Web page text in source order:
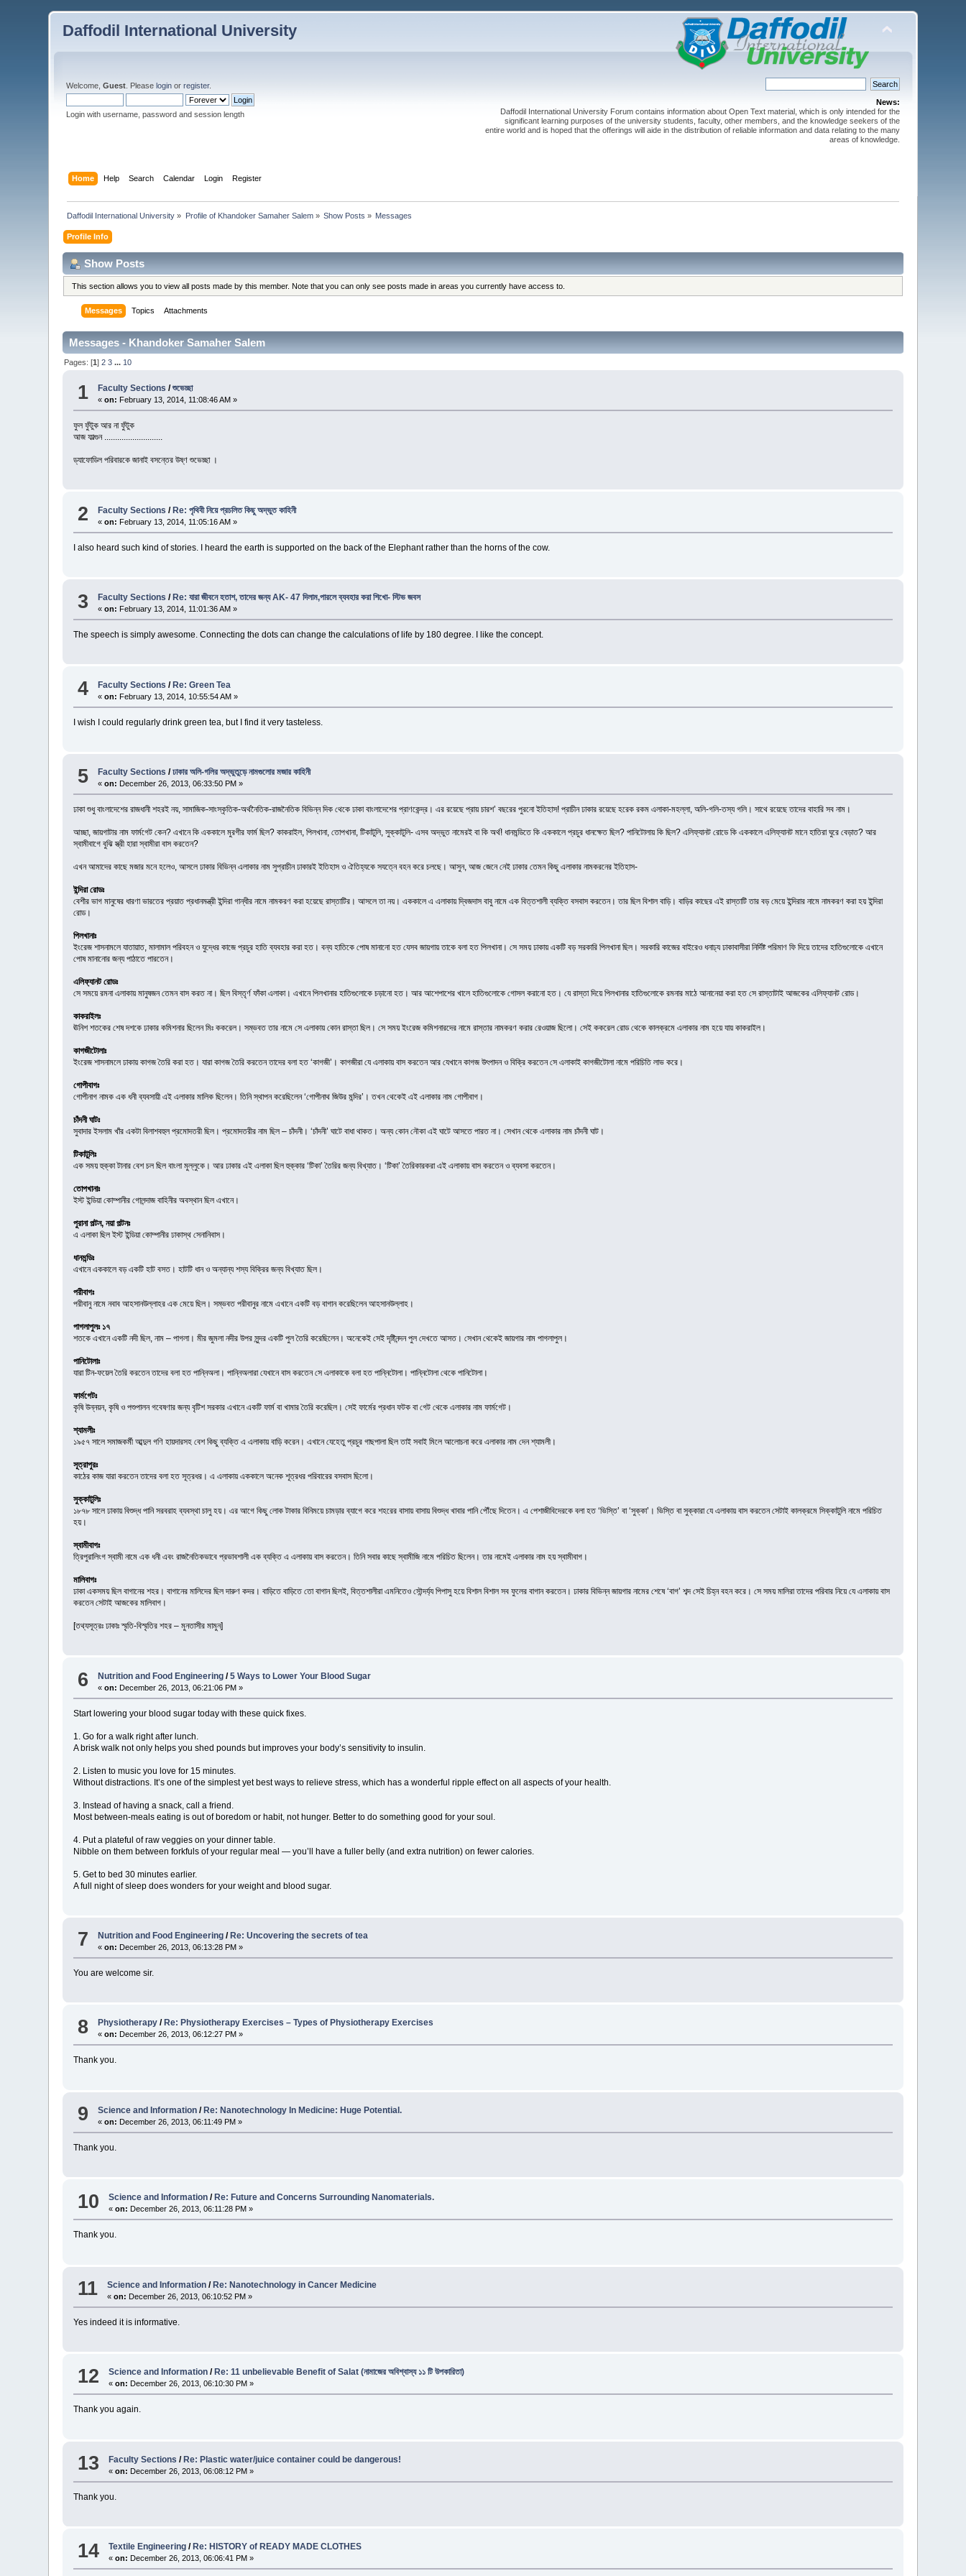
Daffodil International University
Welcome,Guest . Pleaselogin orregister.
Login with username, password and session length
News:
Daffodil International University Forum contains information about Open Text material, which is only intended for the
significant learning purposes of the university students, faculty, other members, and the knowledge seekers of the
entire world and is hoped that the offerings will aide in the distribution of reliable information and data relating to the many
areas of knowledge.
Home Help Search Calendar Login Register
Daffodil International University » Profile of Khandoker Samaher Salem» Show Posts » Messages
Profile Info
Show Posts
This section allows you to view all posts made by this member. Note that you can only see posts made in areas you currently have access to.
Messages Topics Attachments
Messages - Khandoker Samaher Salem
Pages: [1]2 3 ... 10
1 Faculty Sections /শুভেচ্ছা
«on: February 13, 2014, 11:08:46 AM »
ফুল ফুঁটুক আর না ফুঁটুক
আজ ফাল্গুন ...........................
ড্যাফোডিল পরিবারকে জানাই বসন্তের উষ্ণ শুভেচ্ছা ।
2 Faculty Sections /Re: পৃথিবী নিয়ে প্রচলিত কিছু অদ্ভুত কাহিনী
«on: February 13, 2014, 11:05:16 AM »
I also heard such kind of stories. I heard the earth is supported on the back of the Elephant rather than the horns of the cow.
3 Faculty Sections / Re: যারা জীবনে হতাশ, তাদের জন্য AK- 47 দিলাম,পারলে ব্যবহার করা শিখো- স্টিভ জবস
«on: February 13, 2014, 11:01:36 AM »
The speech is simply awesome. Connecting the dots can change the calculations of life by 180 degree. I like the concept.
4 Faculty Sections /Re: Green Tea
«on: February 13, 2014, 10:55:54 AM »
I wish I could regularly drink green tea, but I find it very tasteless.
5 Faculty Sections /ঢাকার অলি-গলির অদ্ভুতুড়ে নামগুলোর মজার কাহিনী
«on: December 26, 2013, 06:33:50 PM »
ঢাকা শুধু বাংলাদেশের রাজধানী শহরই নয়, সামাজিক-সাংস্কৃতিক-অর্থনৈতিক-রাজনৈতিক বিভিন্ন দিক থেকে ঢাকা বাংলাদেশের প্রাণকেন্দ্র। এর রয়েছে প্রায় চারশ’ বছরের পুরনো ইতিহাস! প্রাচীন ঢাকার রয়েছে হরেক রকম এলাকা-মহল্লা, অলি-গলি-তস্য গলি। সাথে রয়েছে তাদের বাহারি সব নাম।
আচ্ছা, জায়গাটার নাম ফার্মগেট কেন? এখানে কি এককালে মুরগীর ফার্ম ছিল? কাকরাইল, পিলখানা, তোপখানা, টিকাটুলি, সুক্কাটুলি- এসব অদ্ভুত নামেরই বা কি অর্থ! ধানমন্ডিতে কি এককালে প্রচুর ধানক্ষেত ছিল? পানিটোলায় কি ছিল? এলিফ্যানট রোডে কি এককালে এলিফ্যানট মানে হাতিরা ঘুরে বেড়াত? আর
স্বামীবাগে বুঝি স্ত্রী হারা স্বামীরা বাস করতেন?
এখন আমাদের কাছে মজার মনে হলেও, আসলে ঢাকার বিভিন্ন এলাকার নাম সুপ্রাচীন ঢাকারই ইতিহাস ও ঐতিহ্যকে সযত্নে বহন করে চলছে। আসুন, আজ জেনে নেই ঢাকার তেমন কিছু এলাকার নামকরনের ইতিহাস-
ইন্দিরা রোডঃ
বেশীর ভাগ মানুষের ধারণা ভারতের প্রয়াত প্রধানমন্ত্রী ইন্দিরা গান্ধীর নামে নামকরণ করা হয়েছে রাস্তাটির। আসলে তা নয়। এককালে এ এলাকায় দ্বিজদাস বাবু নামে এক বিত্তশালী ব্যক্তি বসবাস করতেন। তার ছিল বিশাল বাড়ি। বাড়ির কাছের এই রাস্তাটি তার বড় মেয়ে ইন্দিরার নামে নামকরণ করা হয় ইন্দিরা
রোড।
পিলখানাঃ
ইংরেজ শাসনামলে যাতায়াত, মালামাল পরিবহন ও যুদ্ধের কাজে প্রচুর হাতি ব্যবহার করা হত। বন্য হাতিকে পোষ মানানো হত যেসব জায়গায় তাকে বলা হত পিলখানা। সে সময় ঢাকায় একটি বড় সরকারি পিলখানা ছিল। সরকারি কাজের বাইরেও ধনাঢ্য ঢাকাবাসীরা নির্দিষ্ট পরিমাণ ফি দিয়ে তাদের হাতিগুলোকে এখানে
পোষ মানানোর জন্য পাঠাতে পারতেন।
এলিফ্যানট রোডঃ
সে সময়ে রমনা এলাকায় মানুষজন তেমন বাস করত না। ছিল বিস্তৃর্ণ ফাঁকা এলাকা। এখানে পিলখানার হাতিগুলোকে চড়ানো হত। আর আশেপাশের খালে হাতিগুলোকে গোসল করানো হত। যে রাস্তা দিয়ে পিলখানার হাতিগুলোকে রমনার মাঠে আনানেয়া করা হত সে রাস্তাটাই আজকের এলিফ্যানট রোড।
কাকরাইলঃ
ঊনিশ শতকের শেষ দশকে ঢাকার কমিশনার ছিলেন মিঃ ককরেল। সম্ভবত তার নামে সে এলাকায় কোন রাস্তা ছিল। সে সময় ইংরেজ কমিশনারদের নামে রাস্তার নামকরণ করার রেওয়াজ ছিলো। সেই ককরেল রোড থেকে কালক্রমে এলাকার নাম হয়ে যায় কাকরাইল।
কাগজীটোলাঃ
ইংরেজ শাসনামলে ঢাকায় কাগজ তৈরি করা হত। যারা কাগজ তৈরি করতেন তাদের বলা হত ‘কাগজী’। কাগজীরা যে এলাকায় বাস করতেন আর যেখানে কাগজ উৎপাদন ও বিক্রি করতেন সে এলাকাই কাগজীটোলা নামে পরিচিতি লাভ করে।
গোপীবাগঃ
গোপীনাগ নামক এক ধনী ব্যবসায়ী এই এলাকার মালিক ছিলেন। তিনি স্থাপন করেছিলেন ‘গোপীনাথ জিউর মন্দির’। তখন থেকেই এই এলাকার নাম গোপীবাগ।
চাঁদনী ঘাটঃ
সুবাদার ইসলাম খাঁর একটা বিলাশবহুল প্রমোদতরী ছিল। প্রমোদতরীর নাম ছিল – চাঁদনী। ‘চাঁদনী’ ঘাটে বাধা থাকত। অন্য কোন নৌকা এই ঘাটে আসতে পারত না। সেখান থেকে এলাকার নাম চাঁদনী ঘাট।
টিকাটুলিঃ
এক সময় হুক্কা টানার বেশ চল ছিল বাংলা মুল্লুকে। আর ঢাকার এই এলাকা ছিল হুক্কার ‘টিকা’ তৈরির জন্য বিখ্যাত। ‘টিকা’ তৈরিকারকরা এই এলাকায় বাস করতেন ও ব্যবসা করতেন।
তোপখানাঃ
ইস্ট ইন্ডিয়া কোম্পানীর গোলন্দাজ বাহিনীর অবস্থান ছিল এখানে।
পুরানা পল্টন, নয়া পল্টনঃ
এ এলাকা ছিল ইস্ট ইন্ডিয়া কোম্পানীর ঢাকাস্থ সেনানিবাস।
ধানমন্ডিঃ
এখানে এককালে বড় একটি হাট বসত। হাটটি ধান ও অন্যান্য শস্য বিক্রির জন্য বিখ্যাত ছিল।
পরীবাগঃ
পরীবানু নামে নবাব আহসানউল্লাহর এক মেয়ে ছিল। সম্ভবত পরীবানুর নামে এখানে একটি বড় বাগান করেছিলেন আহসানউল্লাহ।
পাগলাপুলঃ ১৭
শতকে এখানে একটি নদী ছিল, নাম – পাগলা। মীর জুমলা নদীর উপর সুন্দর একটি পুল তৈরি করেছিলেন। অনেকেই সেই দৃষ্টিনন্দন পুল দেখতে আসত। সেখান থেকেই জায়গার নাম পাগলাপুল।
পানিটোলাঃ
যারা টিন-ফয়েল তৈরি করতেন তাদের বলা হত পান্নিঅলা। পান্নিঅলারা যেখানে বাস করতেন সে এলাকাকে বলা হত পান্নিটোলা। পান্নিটোলা থেকে পানিটোলা।
ফার্মগেটঃ
কৃষি উন্নয়ন, কৃষি ও পশুপালন গবেষণার জন্য বৃটিশ সরকার এখানে একটি ফার্ম বা খামার তৈরি করেছিল। সেই ফার্মের প্রধান ফটক বা গেট থেকে এলাকার নাম ফার্মগেট।
শ্যামলীঃ
১৯৫৭ সালে সমাজকর্মী আব্দুল গণি হায়দারসহ বেশ কিছু ব্যক্তি এ এলাকায় বাড়ি করেন। এখানে যেহেতু প্রচুর গাছপালা ছিল তাই সবাই মিলে আলোচনা করে এলাকার নাম দেন শ্যামলী।
সূত্রাপুরঃ
কাঠের কাজ যারা করতেন তাদের বলা হত সূত্রধর। এ এলাকায় এককালে অনেক শূত্রধর পরিবারের বসবাস ছিলো।
সুক্কাটুলিঃ
১৮৭৮ সালে ঢাকায় বিশুদ্ধ পানি সরবরাহ ব্যবস্থা চালু হয়। এর আগে কিছু লোক টাকার বিনিময়ে চামড়ার ব্যাগে করে শহরের বাসায় বাসায় বিশুদ্ধ খাবার পানি পৌঁছে দিতেন। এ পেশাজীবিদেরকে বলা হত ‘ভিস্তি’ বা ‘সুক্কা’। ভিস্তি বা সুক্কারা যে এলাকায় বাস করতেন সেটাই কালক্রমে সিক্কাটুলি নামে পরিচিত
হয়।
স্বামীবাগঃ
ত্রিপুরালিংগ স্বামী নামে এক ধনী এবং রাজনৈতিকভাবে প্রভাবশালী এক ব্যক্তি এ এলাকায় বাস করতেন। তিনি সবার কাছে স্বামীজি নামে পরিচিত ছিলেন। তার নামেই এলাকার নাম হয় স্বামীবাগ।
মালিবাগঃ
ঢাকা একসময় ছিল বাগানের শহর। বাগানের মালিদের ছিল দারুণ কদর। বাড়িতে বাড়িতে তো বাগান ছিলই, বিত্তশালীরা এমনিতেও সৌন্দর্য্য পিপাসু হয়ে বিশাল বিশাল সব ফুলের বাগান করতেন। ঢাকার বিভিন্ন জায়গার নামের শেষে ‘বাগ’ শব্দ সেই চিহ্ন বহন করে। সে সময় মালিরা তাদের পরিবার নিয়ে যে এলাকায় বাস
করতেন সেটাই আজকের মালিবাগ।
[তথ্যসূত্রঃ ঢাকাঃ স্মৃতি-বিস্মৃতির শহর – মুনতাসীর মামুন]
6 Nutrition and Food Engineering /5 Ways to Lower Your Blood Sugar
«on: December 26, 2013, 06:21:06 PM »
Start lowering your blood sugar today with these quick fixes.
1. Go for a walk right after lunch.
A brisk walk not only helps you shed pounds but improves your body’s sensitivity to insulin.
2. Listen to music you love for 15 minutes.
Without distractions. It’s one of the simplest yet best ways to relieve stress, which has a wonderful ripple effect on all aspects of your health.
3. Instead of having a snack, call a friend.
Most between-meals eating is out of boredom or habit, not hunger. Better to do something good for your soul.
4. Put a plateful of raw veggies on your dinner table.
Nibble on them between forkfuls of your regular meal — you’ll have a fuller belly (and extra nutrition) on fewer calories.
5. Get to bed 30 minutes earlier.
A full night of sleep does wonders for your weight and blood sugar.
7 Nutrition and Food Engineering / Re: Uncovering the secrets of tea
«on: December 26, 2013, 06:13:28 PM »
You are welcome sir.
8 Physiotherapy / Re: Physiotherapy Exercises – Types of Physiotherapy Exercises
«on: December 26, 2013, 06:12:27 PM »
Thank you.
9 Science and Information / Re: Nanotechnology In Medicine: Huge Potential.
«on: December 26, 2013, 06:11:49 PM »
Thank you.
10 Science and Information / Re: Future and Concerns Surrounding Nanomaterials.
«on: December 26, 2013, 06:11:28 PM »
Thank you.
11 Science and Information /Re: Nanotechnology in Cancer Medicine
«on: December 26, 2013, 06:10:52 PM »
Yes indeed it is informative.
12 Science and Information / Re: 11 unbelievable Benefit of Salat (নামাজের অবিশ্বাস্য ১১ টি উপকারিতা)
«on: December 26, 2013, 06:10:30 PM »
Thank you again.
13 Faculty Sections /Re: Plastic water/juice container could be dangerous!
«on: December 26, 2013, 06:08:12 PM »
Thank you.
14 Textile Engineering / Re: HISTORY of READY MADE CLOTHES
«on: December 26, 2013, 06:06:41 PM »